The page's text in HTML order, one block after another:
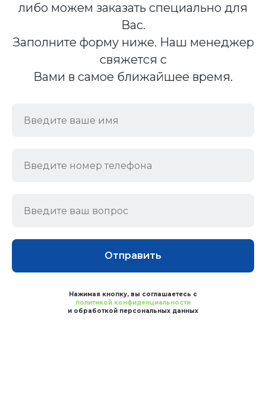
либо можем заказать специально для
Вас.
Заполните форму ниже. Наш менеджер
свяжется с
Вами в самое ближайшее время.
Отправить
Нажимая кнопку, вы соглашаетесь с
политикой конфиденциальности
и обработкой персональных данных